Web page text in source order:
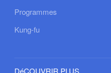
Programmes
Kung-fu
DéCOUVRIR PLUS